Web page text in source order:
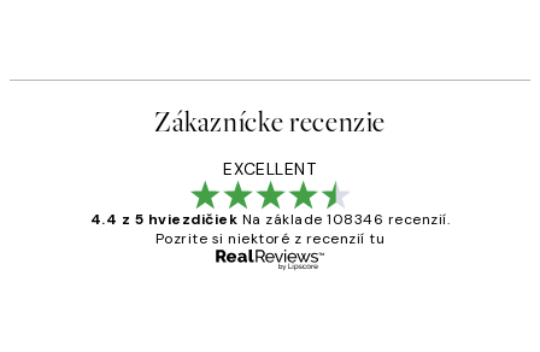
Zákaznícke recenzie
EXCELLENT
4.4 z 5 hviezdičiek Na základe 108346 recenzií.
Pozrite si niektoré z recenzií tu